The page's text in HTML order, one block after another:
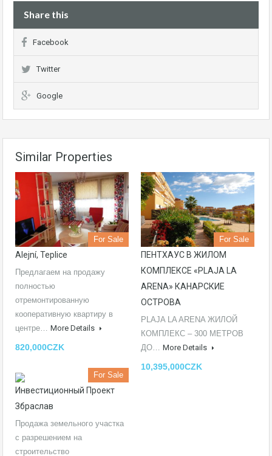
Share this
Facebook
Twitter
Google
Similar Properties
For Sale
Alejní, Teplice
Предлагаем на продажу
полностью
отремонтированную
кооперативную квартиру в
центре… More Details
820,000CZK
For Sale
ПЕНТХАУС В ЖИЛОМ
КОМПЛЕКСЕ «PLAJA LA
ARENA» КАНАРСКИЕ
ОСТРОВА
PLAJA LA ARENA ЖИЛОЙ
КОМПЛЕКС – 300 МЕТРОВ
ДО… More Details
10,395,000CZK
For Sale
Инвестиционный Проект
Збраслав
Продажа земельного участка
с разрешением на
строительство